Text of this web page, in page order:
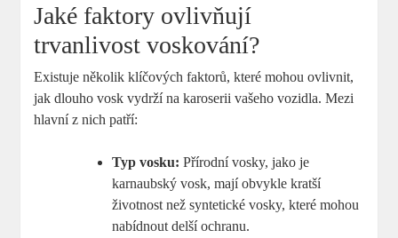
Jaké⁣ faktory ovlivňují
trvanlivost voskování?
Existuje několik ⁢klíčových faktorů, které mohou ovlivnit,
⁣jak dlouho ‌vosk vydrží na karoserii vašeho vozidla. Mezi
hlavní z nich patří:
Typ vosku: Přírodní vosky, jako je
karnaubský vosk, mají obvykle kratší
životnost než syntetické vosky, které mohou
nabídnout delší ‍ochranu.